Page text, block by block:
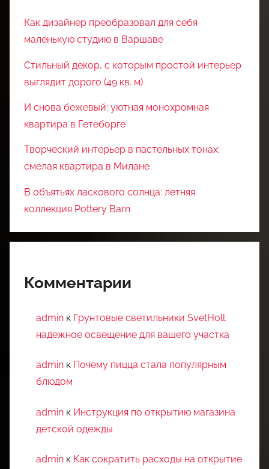
Как дизайнер преобразовал для себя
маленькую студию в Варшаве
Стильный декор, с которым простой интерьер
выглядит дорого (49 кв. м)
И снова бежевый: уютная монохромная
квартира в Гетеборге
Творческий интерьер в пастельных тонах:
смелая квартира в Милане
В объятьях ласкового солнца: летняя
коллекция Pottery Barn
Комментарии
admin к Грунтовые светильники SvetHoll:
надежное освещение для вашего участка
admin к Почему пицца стала популярным
блюдом
admin к Инструкция по открытию магазина
детской одежды
admin к Как сократить расходы на открытие